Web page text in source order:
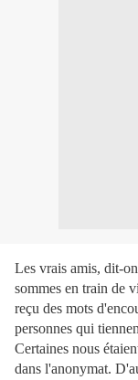
Les vrais amis, dit-
sommes en train de
reçu des mots
personnes qui
Certaines nous
dans l'anonymat.